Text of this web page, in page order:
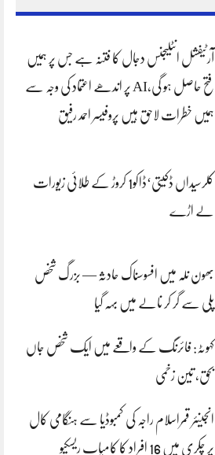
آرٹیفشل انٹلیجنس دجال کا فتنہ ہے جس پر ہمیں
فتح حاصل ہو گی،AI پر اندھے اعتماد کی وجہ سے
ہمیں خطرات لاحق ہیں پروفیسر احمد رفیق
کلرسیداں ڈکیتی‘ڈاکو1 کروڑ کے طلائی زیورات
لے اڑے
بھون نلہ میں افسوسناک حادثہ — بزرگ شخص
پلی سے گر کر نالے میں بہہ گیا
کہوٹہ: فائرنگ کے واقعے میں ایک شخص جاں
بحق، تین زخمی
انجینئر قمراسلام راجہ کی کمبوڈیا سے ہنگامی کال
پر چکری میں 16 افراد کا کامیاب ریسکیو